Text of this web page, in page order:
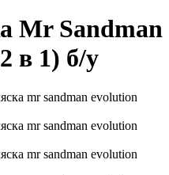
Mr Sandman
в 1) б/у